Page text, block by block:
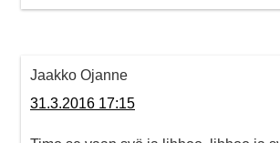
Jaakko Ojanne
31.3.2016 17:15